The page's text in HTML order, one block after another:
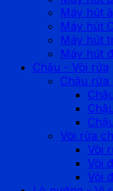
Máy hút
Máy hút
Máy hút
Máy hút
Chậu - Vòi rửa
Chậu rửa
Vòi rửa
Vòi
Vòi
Vòi